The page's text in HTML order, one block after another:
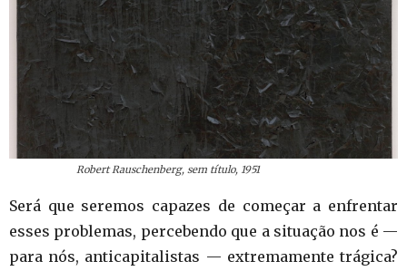
Robert Rauschenberg, sem título, 1951
Será que seremos capazes de começar a enfrentar
esses problemas, percebendo que a situação nos é —
para nós, anticapitalistas — extremamente trágica?